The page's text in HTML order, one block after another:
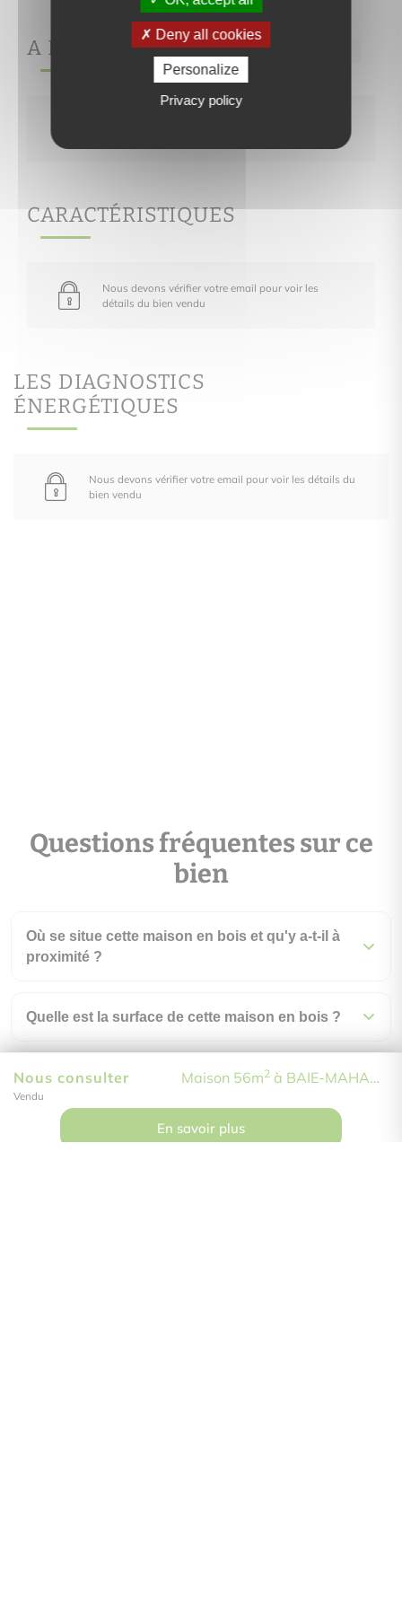
A PROPOS DE
CARACTÉRISTIQUES
Nous devons vérifier votre email pour voir les
détails du bien vendu
LES DIAGNOSTICS
ÉNERGÉTIQUES
Nous devons vérifier votre email pour voir les détails du
bien vendu
Nous consulter Maison 56m2à BAIE-MAHAULT
Vendu
En savoir plus
Questions fréquentes sur ce
bien
Où se situe cette maison en bois et qu'y a-t-il à
proximité ?
Quelle est la surface de cette maison en bois ?
Combien de pièces compte ce bien ?
Quelle est la performance énergétique (DPE) de
Deny all cookies
Personalize
Privacy policy